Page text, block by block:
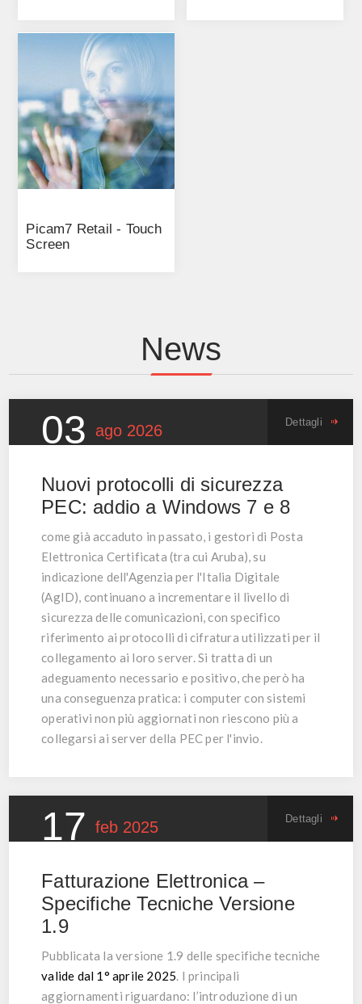
Picam7 Retail - Touch
Screen
News
03 ago 2026 Dettagli
Nuovi protocolli di sicurezza
PEC: addio a Windows 7 e 8
come già accaduto in passato, i gestori di Posta
Elettronica Certificata (tra cui Aruba), su
indicazione dell'Agenzia per l'Italia Digitale
(AgID), continuano a incrementare il livello di
sicurezza delle comunicazioni, con specifico
riferimento ai protocolli di cifratura utilizzati per il
collegamento ai loro server. Si tratta di un
adeguamento necessario e positivo, che però ha
una conseguenza pratica: i computer con sistemi
operativi non più aggiornati non riescono più a
collegarsi ai server della PEC per l'invio.
17 feb 2025 Dettagli
Fatturazione Elettronica –
Specifiche Tecniche Versione
1.9
Pubblicata la versione 1.9 delle specifiche tecniche
valide dal 1° aprile 2025. I principali
aggiornamenti riguardano: l’introduzione di un